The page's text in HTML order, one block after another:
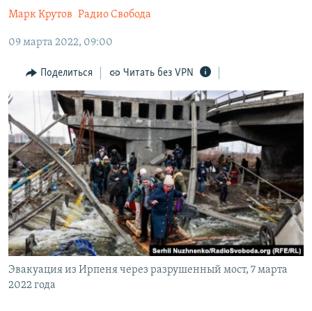
главной
навигации
Вернутся
поиску
11 ЛЕТ ОККУПАЦИИ КРЫМА. 11 ИСТОРИЙ СОПРОТИВЛЕНИЯ
ЕЩЕ
ИНТЕРАКТИВ
ИНФОГРАФИКА
ТЕЛЕПРОЕКТ КРЫМ.РЕАЛИИ
СОВЕТЫ ПРАВОЗАЩИТНИКОВ
ПРОПАВШИЕ БЕЗ ВЕСТИ
ПОБЕДИТЕЛЕЙ НЕ СУДЯТ?
КРЫМ.НЕПОКОРЕННЫЙ
ELIFBE
УКРАИНСКАЯ ПРОБЛЕМА КРЫМА
РАДІО СВОБОДА
КАК ОБОЙТИ БЛОКИРОВКУ
Українською
Qırımtatar
ПРИСОЕДИНЯЙТЕСЬ!
Все сайты RFE/RL
Марк Крутов Радио Свобода
09 марта 2022, 09:00
Поделиться Читать без VPN
Эвакуация из Ирпеня через разрушенный мост, 7 марта
2022 года